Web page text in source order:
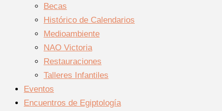
Becas
Histórico de Calendarios
Medioambiente
NAO Victoria
Restauraciones
Talleres Infantiles
Eventos
Encuentros de Egiptología